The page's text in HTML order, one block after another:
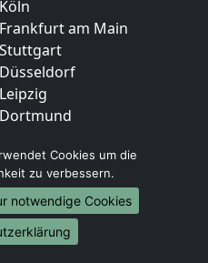
am Main
Cookies um die
zu verbessern.
notwendige Cookies